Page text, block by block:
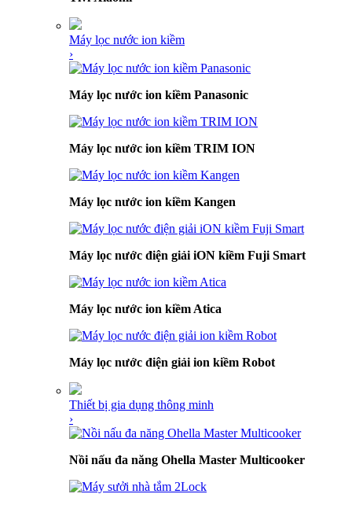
Máy lọc nước ion kiềm
›
Máy lọc nước ion kiềm Panasonic
Máy lọc nước ion kiềm TRIM ION
Máy lọc nước ion kiềm Kangen
Máy lọc nước điện giải iON kiềm Fuji Smart
Máy lọc nước ion kiềm Atica
Máy lọc nước điện giải ion kiềm Robot
Thiết bị gia dụng thông minh
›
Nồi nấu đa năng Ohella Master Multicooker